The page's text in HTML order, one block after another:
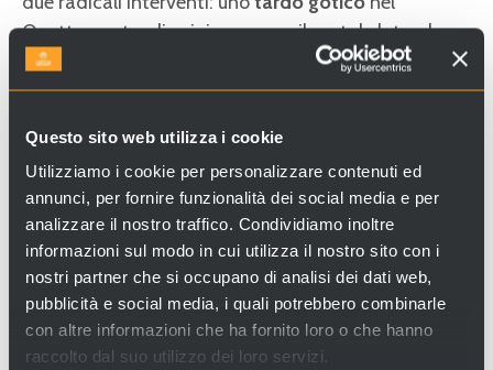
Questo sito web utilizza i cookie
Utilizziamo i cookie per personalizzare contenuti ed
annunci, per fornire funzionalità dei social media e per
analizzare il nostro traffico. Condividiamo inoltre
informazioni sul modo in cui utilizza il nostro sito con i
nostri partner che si occupano di analisi dei dati web,
pubblicità e social media, i quali potrebbero combinarle
con altre informazioni che ha fornito loro o che hanno
raccolto dal suo utilizzo dei loro servizi.
Quattrocento, di cui rimangono il portale laterale
archiacuto attribuito a
Bartolomeo Bone il grande
fiorone della facciata, e il secondo agli inizi
Rossi.
Cerchi esperienze e servizi a Venezia e in Italia? Visita il
sitoVenice Incominge scopri le nostre proposte!